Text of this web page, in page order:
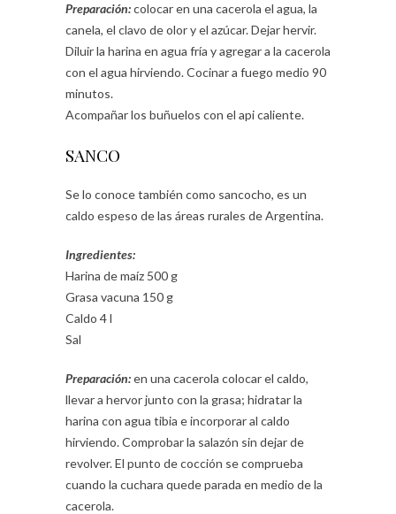
Preparación:colocar en una cacerola el agua, la
canela, el clavo de olor y el azúcar. Dejar hervir.
Diluir la harina en agua fría y agregar a la cacerola
con el agua hirviendo. Cocinar a fuego medio 90
minutos.
Acompañar los buñuelos con el api caliente.
SANCO
Se lo conoce también como sancocho, es un
caldo espeso de las áreas rurales de Argentina.
Ingredientes:
Harina de maíz 500 g
Grasa vacuna 150 g
Caldo 4 l
Sal
Preparación:en una cacerola colocar el caldo,
llevar a hervor junto con la grasa; hidratar la
harina con agua tibia e incorporar al caldo
hirviendo. Comprobar la salazón sin dejar de
revolver. El punto de cocción se comprueba
cuando la cuchara quede parada en medio de la
cacerola.